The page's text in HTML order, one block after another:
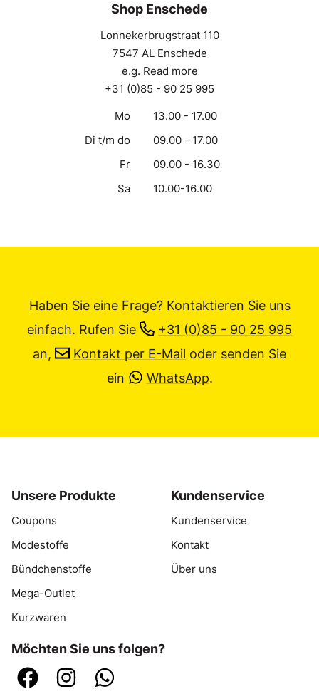
Shop Enschede
Lonnekerbrugstraat 110
7547 AL Enschede
e.g. Read more
+31 (0)85 - 90 25 995
Mo
13.00 - 17.00
Di t/m do
09.00 - 17.00
Fr
09.00 - 16.30
Sa
10.00-16.00
Haben Sie eine Frage? Kontaktieren Sie uns
einfach. Rufen Sie
+31 (0)85 - 90 25 995
an,
Kontakt per E-Mail oder senden Sie
ein
WhatsApp.
Unsere Produkte
Coupons
Modestoffe
Bündchenstoffe
Mega-Outlet
Kurzwaren
Kundenservice
Kundenservice
Kontakt
Über uns
Möchten Sie uns folgen?